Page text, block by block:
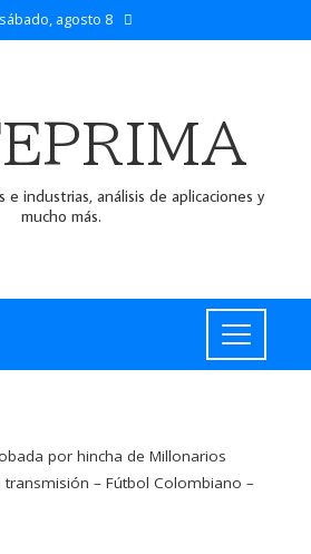
sábado, agosto 8
e industrias, análisis de aplicaciones y
mucho más.
por hincha de Millonarios
– Fútbol Colombiano –